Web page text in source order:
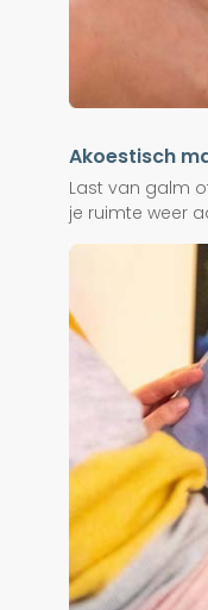
Akoestisch
Last van galm
je ruimte weer